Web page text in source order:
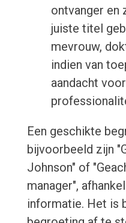
ontvanger en
juiste titel
mevrouw,
indien van
aandacht
Een geschikte
bijvoorbeeld zijn
Johnson" of
manager",
informatie. Het is